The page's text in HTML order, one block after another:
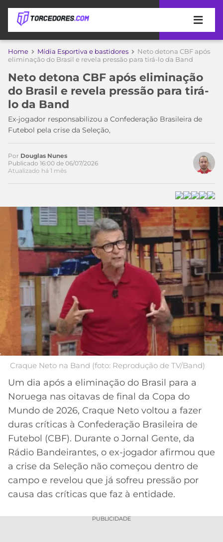
APOSTAS
DE
APOSTA
MELHORES
SITES
DE
APOSTAS
2026
BETBOOM
CÓDIGO
DE
INDICAÇÃO
BET365
CÓDIGO
BETANO
MELHORES
APPS
APOSTAS
CASSINOS
ONLINE
MELHORES
CASSINOS
ONLINE
2026
COPA
DO
MUNDO
TIMES
MEU
TIME
PALMEIRAS
CORINTHIANS
SÃO
PAULO
SANTOS
FLAMENGO
BOTAFOGO
VASCO
INTERNACIONAL
GRÊMIO
ATLÉTICO
CAMPEONATOS
SÉRIE
A
LIBERTADORES
COPA
BRASIL
PREMIER
LEAGUE
COPA
AMERICANA
LIGA
DOS
CAMPEÕES
LALIGA
ESPORTIVA
MERCADO
DA
BOLA
PALPITES
Home Mídia Esportiva e bastidores
Neto detona CBF após
eliminação do Brasil e revela pressão para tirá-lo da Band
Neto detona CBF após eliminação
do Brasil e revela pressão para tirá-
lo da Band
Ex-jogador responsabilizou a Confederação Brasileira de
Futebol pela crise da Seleção,
Por Douglas Nunes
Publicado 16:00 de 06/07/2026
Atualizado há 1 mês
Craque Neto na Band (foto: Reprodução de TV/Band)
Um dia após a eliminação do Brasil para a
Noruega nas oitavas de final da Copa do
Mundo de 2026, Craque Neto voltou a fazer
duras críticas à Confederação Brasileira de
Futebol (CBF). Durante o Jornal Gente, da
Rádio Bandeirantes, o ex-jogador afirmou que
a crise da Seleção não começou dentro de
campo e revelou que já sofreu pressão por
causa das críticas que faz à entidade.
PUBLICIDADE